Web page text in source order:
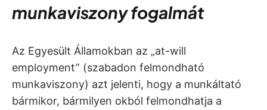
munkaviszony fogalmát
Az Egyesült Államokban az „at-will
employment” (szabadon felmondható
munkaviszony) azt jelenti, hogy a munkáltató
bármikor, bármilyen okból felmondhatja a